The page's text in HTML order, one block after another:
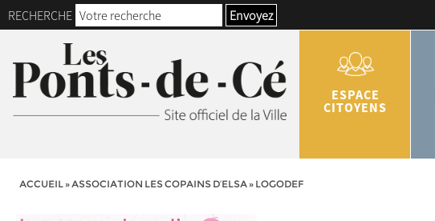
RECHERCHE Envoyez
ESPACE
CITOYENS
ACCUEIL»ASSOCIATION LES COPAINS D’ELSA» LOGODEF